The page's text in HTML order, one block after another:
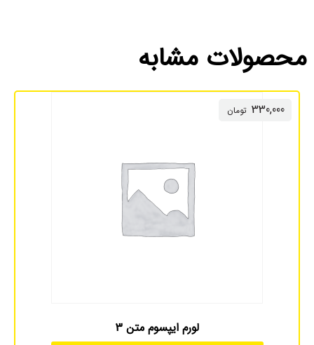
محصولات مشابه
لورم ایپسوم متن 3
330,000 تومان